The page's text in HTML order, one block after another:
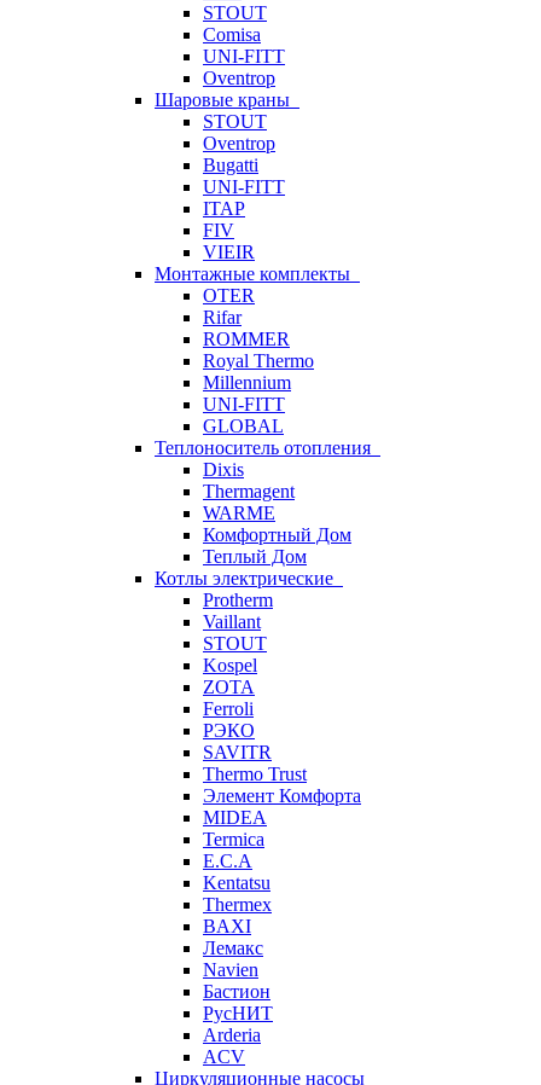
STOUT
Comisa
UNI-FITT
Oventrop
Шаровые краны
STOUT
Oventrop
Bugatti
UNI-FITT
ITAP
FIV
VIEIR
Монтажные комплекты
OTER
Rifar
ROMMER
Royal Thermo
Millennium
UNI-FITT
GLOBAL
Теплоноситель отопления
Dixis
Thermagent
WARME
Комфортный Дом
Теплый Дом
Котлы электрические
Protherm
Vaillant
STOUT
Kospel
ZOTA
Ferroli
РЭКО
SAVITR
Thermo Trust
Элемент Комфорта
MIDEA
Termica
E.C.A
Kentatsu
Thermex
BAXI
Лемакс
Navien
Бастион
РусНИТ
Arderia
ACV
Циркуляционные насосы